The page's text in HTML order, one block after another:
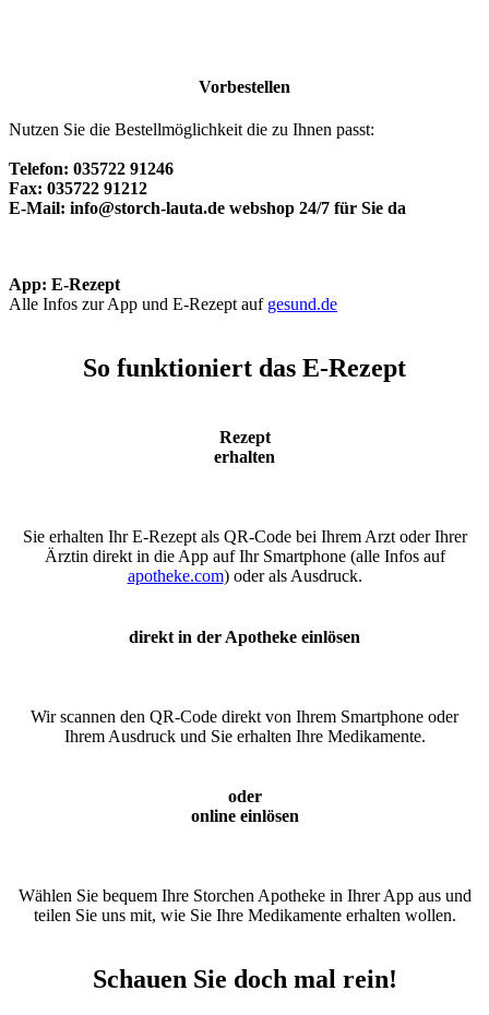
Vorbestellen
Nutzen Sie die Bestellmöglichkeit die zu Ihnen passt:
Telefon: 035722 91246
Fax: 035722 91212
E-Mail: info@storch-lauta.de webshop 24/7 für Sie da
App: E-Rezept
Alle Infos zur App und E-Rezept auf gesund.de
So funktioniert das E-Rezept
Rezept
erhalten
Sie erhalten Ihr E-Rezept als QR-Code bei Ihrem Arzt oder Ihrer
Ärztin direkt in die App auf Ihr Smartphone (alle Infos auf
apotheke.com) oder als Ausdruck.
direkt in der Apotheke einlösen
Wir scannen den QR-Code direkt von Ihrem Smartphone oder
Ihrem Ausdruck und Sie erhalten Ihre Medikamente.
oder
online einlösen
Wählen Sie bequem Ihre Storchen Apotheke in Ihrer App aus und
teilen Sie uns mit, wie Sie Ihre Medikamente erhalten wollen.
Schauen Sie doch mal rein!